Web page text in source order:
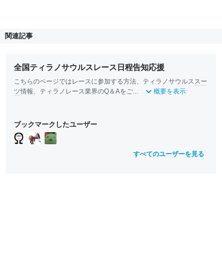
関連記事
全国ティラノサウルスレース日程告知応援
こちらのページではレースに参加する方法、ティラノサウルススー
ツ情報、ティラノレース業界のQ＆Aをご... 概要を表示
ブックマークしたユーザー
すべてのユーザーを見る